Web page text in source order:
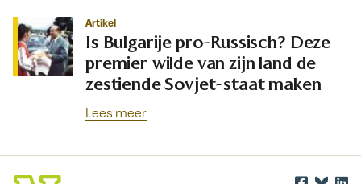
Artikel
Is Bulgarije pro-Russisch? Deze
premier wilde van zijn land de
zestiende Sovjet-staat maken
Lees meer